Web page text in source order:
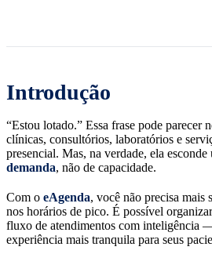
Introdução
“Estou lotado.” Essa frase pode parecer
clínicas, consultórios, laboratórios e
presencial. Mas, na verdade, ela
demanda, não de capacidade.
Com o eAgenda, você não precisa mais
nos horários de pico. É possível
fluxo de atendimentos com inteligência
experiência mais tranquila para seus